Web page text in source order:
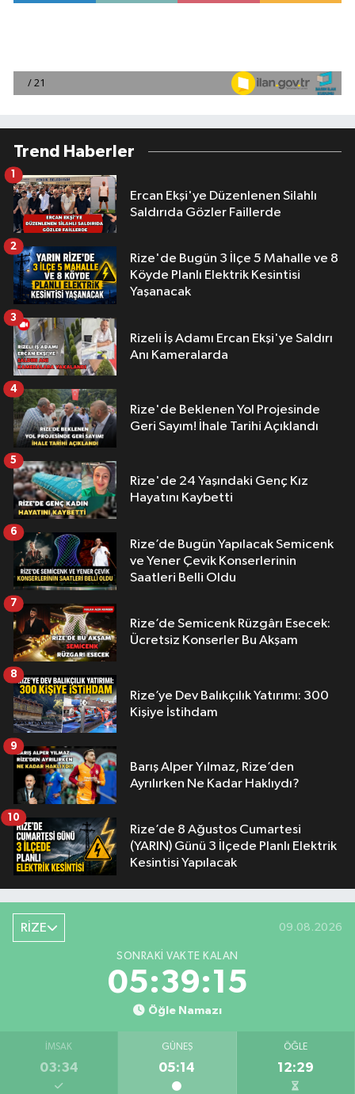
Trend Haberler
Ercan Ekşi'ye Düzenlenen Silahlı
Saldırıda Gözler Faillerde
1
Rize'de Bugün 3 İlçe 5 Mahalle ve 8
Köyde Planlı Elektrik Kesintisi
Yaşanacak
2
Rizeli İş Adamı Ercan Ekşi'ye Saldırı
Anı Kameralarda
3
Rize'de Beklenen Yol Projesinde
Geri Sayım! İhale Tarihi Açıklandı
4
Rize'de 24 Yaşındaki Genç Kız
Hayatını Kaybetti
5
Rize’de Bugün Yapılacak Semicenk
ve Yener Çevik Konserlerinin
Saatleri Belli Oldu
6
Rize’de Semicenk Rüzgârı Esecek:
Ücretsiz Konserler Bu Akşam
7
Rize’ye Dev Balıkçılık Yatırımı: 300
Kişiye İstihdam
8
Barış Alper Yılmaz, Rize’den
Ayrılırken Ne Kadar Haklıydı?
9
Rize’de 8 Ağustos Cumartesi
(YARIN) Günü 3 İlçede Planlı Elektrik
Kesintisi Yapılacak
10
RİZE 09.08.2026
SONRAKI VAKTE KALAN
05:39:14
Öğle Namazı
İMSAK
03:34
GÜNEŞ
05:14
ÖĞLE
12:29